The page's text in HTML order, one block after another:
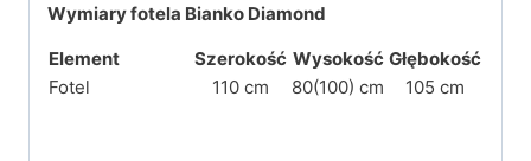
Wymiary fotela Bianko Diamond
Element
Szerokość Wysokość Głębokość
Fotel
110 cm 80(100) cm 105 cm